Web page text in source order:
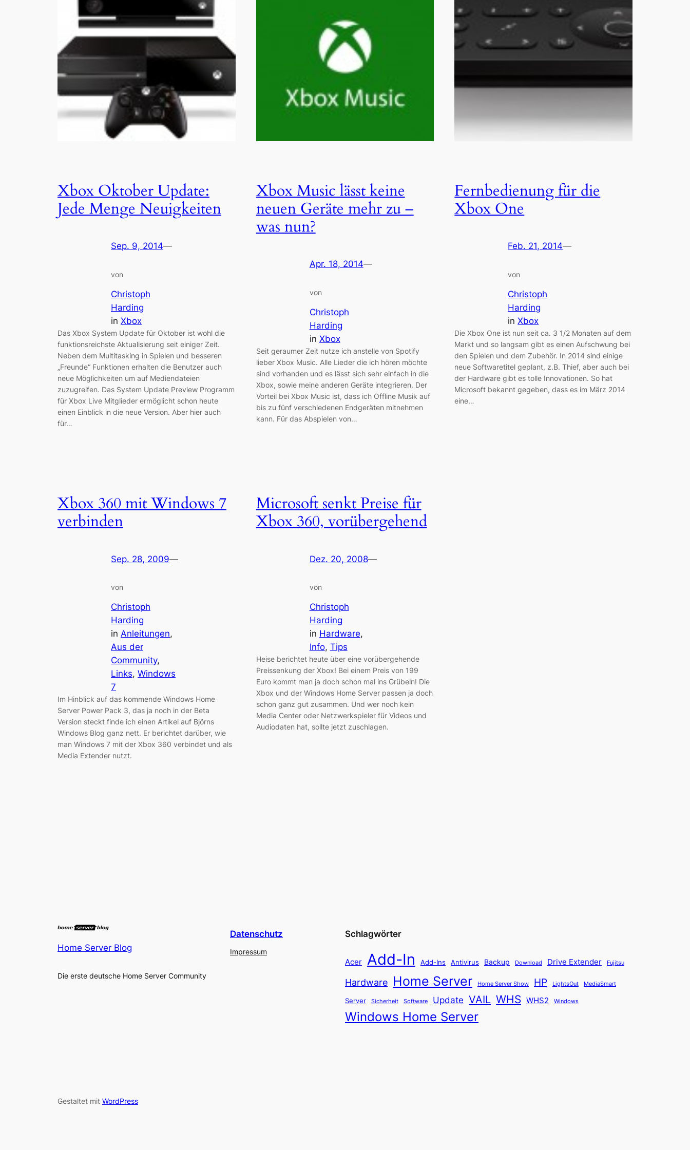
Xbox Oktober Update:
Jede Menge Neuigkeiten
Sep. 9, 2014—
von
Christoph
Harding
in Xbox
Das Xbox System Update für Oktober ist wohl die
funktionsreichste Aktualisierung seit einiger Zeit.
Neben dem Multitasking in Spielen und besseren
„Freunde“ Funktionen erhalten die Benutzer auch
neue Möglichkeiten um auf Mediendateien
zuzugreifen. Das System Update Preview Programm
für Xbox Live Mitglieder ermöglicht schon heute
einen Einblick in die neue Version. Aber hier auch
für…
Xbox Music lässt keine
neuen Geräte mehr zu –
was nun?
Apr. 18, 2014—
von
Christoph
Harding
in Xbox
Seit geraumer Zeit nutze ich anstelle von Spotify
lieber Xbox Music. Alle Lieder die ich hören möchte
sind vorhanden und es lässt sich sehr einfach in die
Xbox, sowie meine anderen Geräte integrieren. Der
Vorteil bei Xbox Music ist, dass ich Offline Musik auf
bis zu fünf verschiedenen Endgeräten mitnehmen
kann. Für das Abspielen von…
Fernbedienung für die
Xbox One
Feb. 21, 2014—
von
Christoph
Harding
inXbox
Die Xbox One ist nun seit ca. 3 1/2 Monaten auf dem
Markt und so langsam gibt es einen Aufschwung bei
den Spielen und dem Zubehör. In 2014 sind einige
neue Softwaretitel geplant, z.B. Thief, aber auch bei
der Hardware gibt es tolle Innovationen. So hat
Microsoft bekannt gegeben, dass es im März 2014
eine…
Xbox 360 mit Windows 7
verbinden
Sep. 28, 2009—
von
Christoph
Harding
in Anleitungen
Aus der
Community
Links, Windows
7
Im Hinblick auf das kommende Windows Home
Server Power Pack 3, das ja noch in der Beta
Version steckt finde ich einen Artikel auf Björns
Windows Blog ganz nett. Er berichtet darüber, wie
man Windows 7 mit der Xbox 360 verbindet und als
Media Extender nutzt.
Microsoft senkt Preise für
Xbox 360, vorübergehend
Dez. 20, 2008—
von
Christoph
Harding
in Hardware
Info, Tips
Heise berichtet heute über eine vorübergehende
Preissenkung der Xbox! Bei einem Preis von 199
Euro kommt man ja doch schon mal ins Grübeln! Die
Xbox und der Windows Home Server passen ja doch
schon ganz gut zusammen. Und wer noch kein
Media Center oder Netzwerkspieler für Videos und
Audiodaten hat, sollte jetzt zuschlagen.
Home Server Blog
Die erste deutsche Home Server Community
Datenschutz
Impressum
Schlagwörter
Acer Add-In Add-Ins Antivirus Backup Download Drive Extender Fujitsu
Hardware Home Server Home Server Show HP LightsOut MediaSmart
Server Sicherheit Software Update VAIL WHS WHS2 Windows
Windows Home Server
Gestaltet mit WordPress